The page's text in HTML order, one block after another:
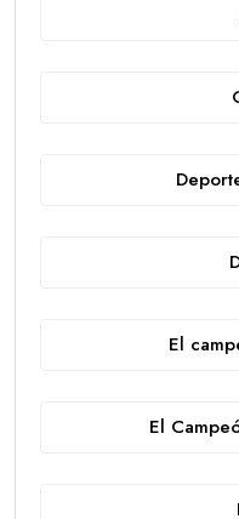
El
El